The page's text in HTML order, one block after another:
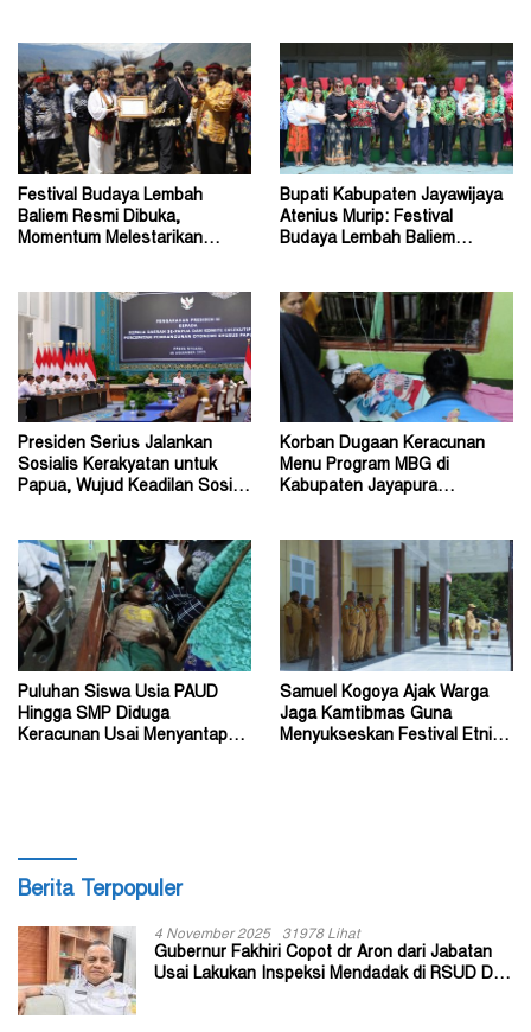
Festival Budaya Lembah
Baliem Resmi Dibuka,
Momentum Melestarikan
Bupati Kabupaten Jayawijaya
Atenius Murip: Festival
Budaya Lembah Baliem
Presiden Serius Jalankan
Sosialis Kerakyatan untuk
Papua, Wujud Keadilan Sosial
Korban Dugaan Keracunan
Menu Program MBG di
Kabupaten Jayapura
Puluhan Siswa Usia PAUD
Hingga SMP Diduga
Keracunan Usai Menyantap
Samuel Kogoya Ajak Warga
Jaga Kamtibmas Guna
Menyukseskan Festival Etnik
Berita Terpopuler
4 November 2025 31978 Lihat
Gubernur Fakhiri Copot dr Aron dari Jabatan
Usai Lakukan Inspeksi Mendadak di RSUD Dok